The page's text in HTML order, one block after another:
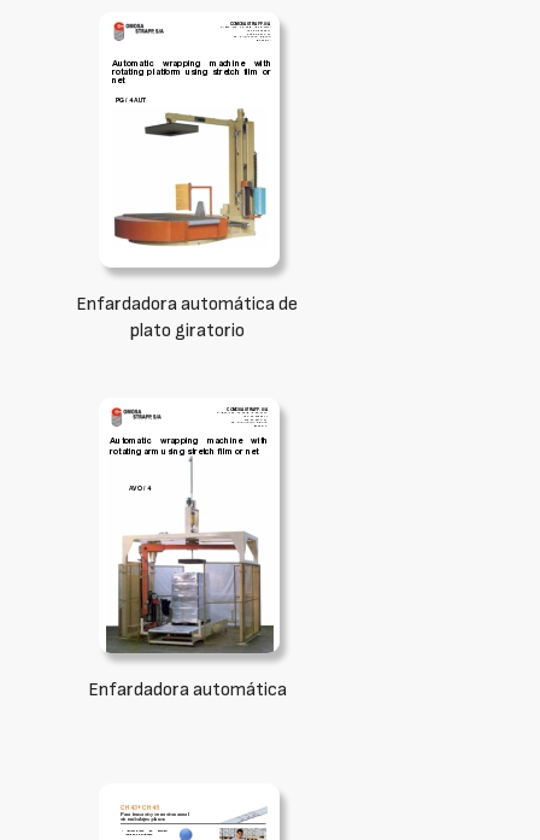
Enfardadora automática de
plato giratorio
Enfardadora automática